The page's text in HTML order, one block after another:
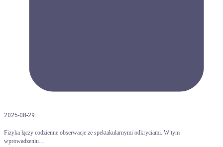
2025-08-29
Fizyka łączy codzienne obserwacje ze spektakularnymi odkryciami. W tym
wprowadzeniu…